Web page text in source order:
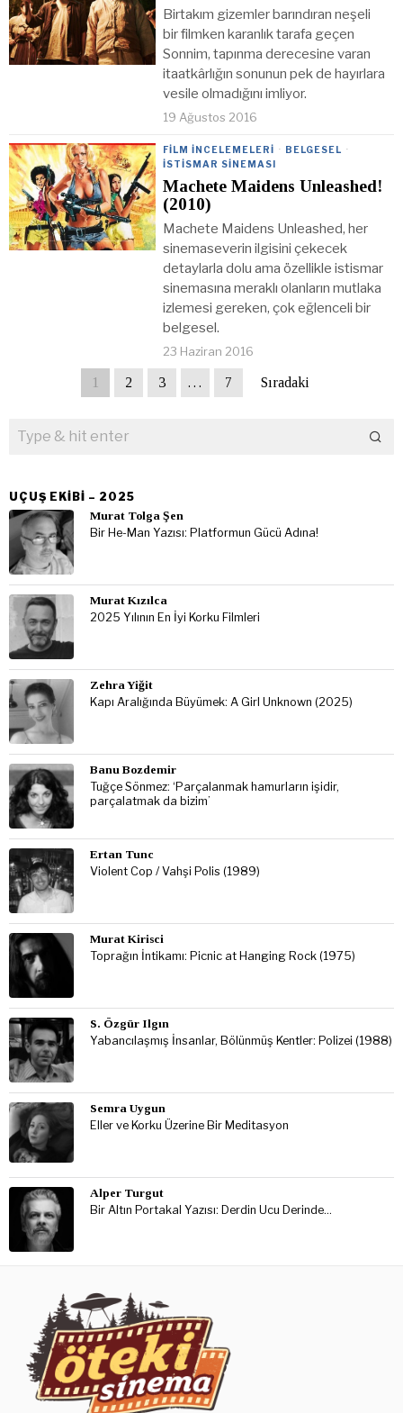
Birtakım gizemler barındıran neşeli
bir filmken karanlık tarafa geçen
Sonnim, tapınma derecesine varan
itaatkârlığın sonunun pek de hayırlara
vesile olmadığını imliyor.
19 Ağustos 2016
FILM İNCELEMELERI · BELGESEL ·
İSTISMAR SINEMASI
Machete Maidens Unleashed!
(2010)
Machete Maidens Unleashed, her
sinemaseverin ilgisini çekecek
detaylarla dolu ama özellikle istismar
sinemasına meraklı olanların mutlaka
izlemesi gereken, çok eğlenceli bir
belgesel.
23 Haziran 2016
1 2 3 … 7 Sıradaki
UÇUŞ EKIBI – 2025
Murat Tolga Şen
Bir He-Man Yazısı: Platformun Gücü Adına!
Murat Kızılca
2025 Yılının En İyi Korku Filmleri
Zehra Yiğit
Kapı Aralığında Büyümek: A Girl Unknown (2025)
Banu Bozdemir
Tuğçe Sönmez: ‘Parçalanmak hamurların işidir,
parçalatmak da bizim’
Ertan Tunc
Violent Cop / Vahşi Polis (1989)
Murat Kirisci
Toprağın İntikamı: Picnic at Hanging Rock (1975)
S. Özgür Ilgın
Yabancılaşmış İnsanlar, Bölünmüş Kentler: Polizei (1988)
Semra Uygun
Eller ve Korku Üzerine Bir Meditasyon
Alper Turgut
Bir Altın Portakal Yazısı: Derdin Ucu Derinde…